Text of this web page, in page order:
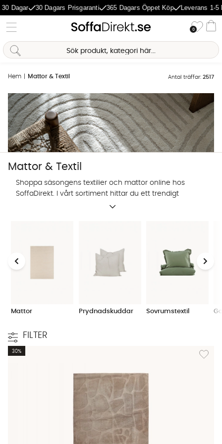
30 Dagars Prisgaranti 365 Dagars Öppet Köp Leverans 1-5 Dagar
0
Hem Mattor & Textil Antal träffar: 2517
Mattor & Textil
Shoppa säsongens textilier och mattor online hos
SoffaDirekt. I vårt sortiment hittar du ett trendigt
utbud av prydnadskuddar, mattor och andra textilier
Mattor Prydnadskuddar Sovrumstextil
FILTER
Lägg
30%